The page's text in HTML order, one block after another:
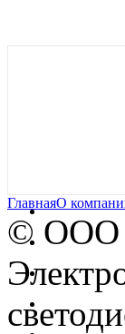
ГлавнаяО
©